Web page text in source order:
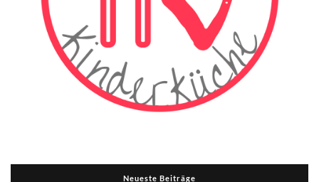
Neueste Beiträge